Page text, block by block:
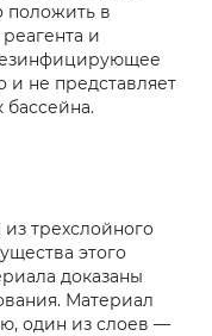
положить в
и
и не представляет
бассейна.
трехслойного
этого
доказаны
Материал
один из слоев —